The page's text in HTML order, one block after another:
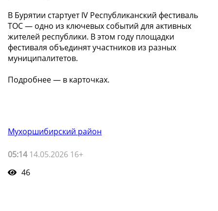
В Бурятии стартует IV Республиканский фестиваль
ТОС — одно из ключевых событий для активных
жителей республики. В этом году площадки
фестиваля объединят участников из разных
муниципалитетов.
Подробнее — в карточках.
Мухоршибирский район
05:1414.05.2026 16+
46